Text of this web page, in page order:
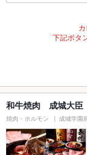
下記ボタ
和牛焼肉 成城大臣
焼肉・ホルモン 成城学園